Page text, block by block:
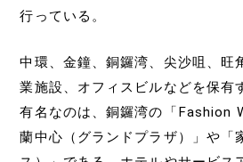
行っている。
中環、金鐘、銅鑼湾、尖沙咀、旺
業施設、オフィスビルなどを保有
有名なのは、銅鑼湾の「Fashion
蘭中心（グランドプラザ）」や「